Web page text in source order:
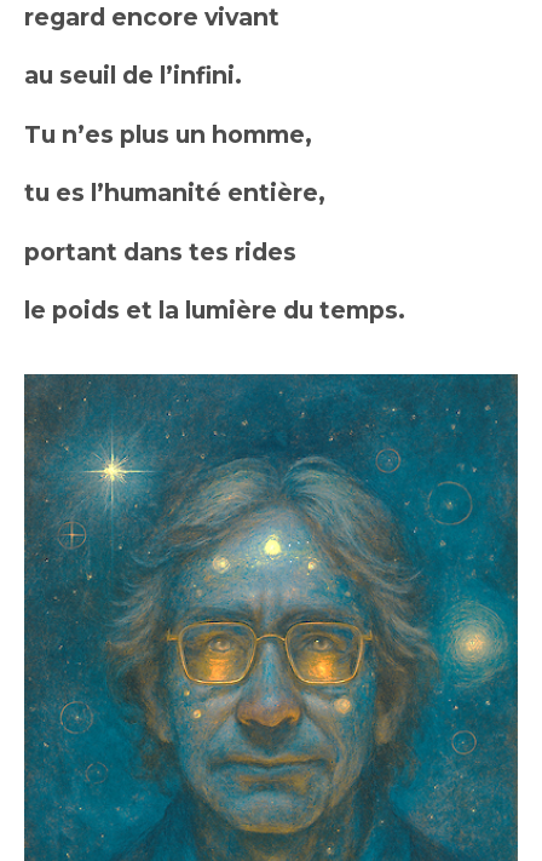
regard encore vivant
au seuil de l’infini.
Tu n’es plus un homme,
tu es l’humanité entière,
portant dans tes rides
le poids et la lumière du temps.